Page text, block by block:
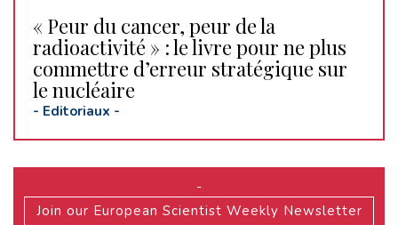
« Peur du cancer, peur de la
radioactivité » : le livre pour ne plus
commettre d’erreur stratégique sur
le nucléaire
- Editoriaux -
-
Join our European Scientist Weekly Newsletter